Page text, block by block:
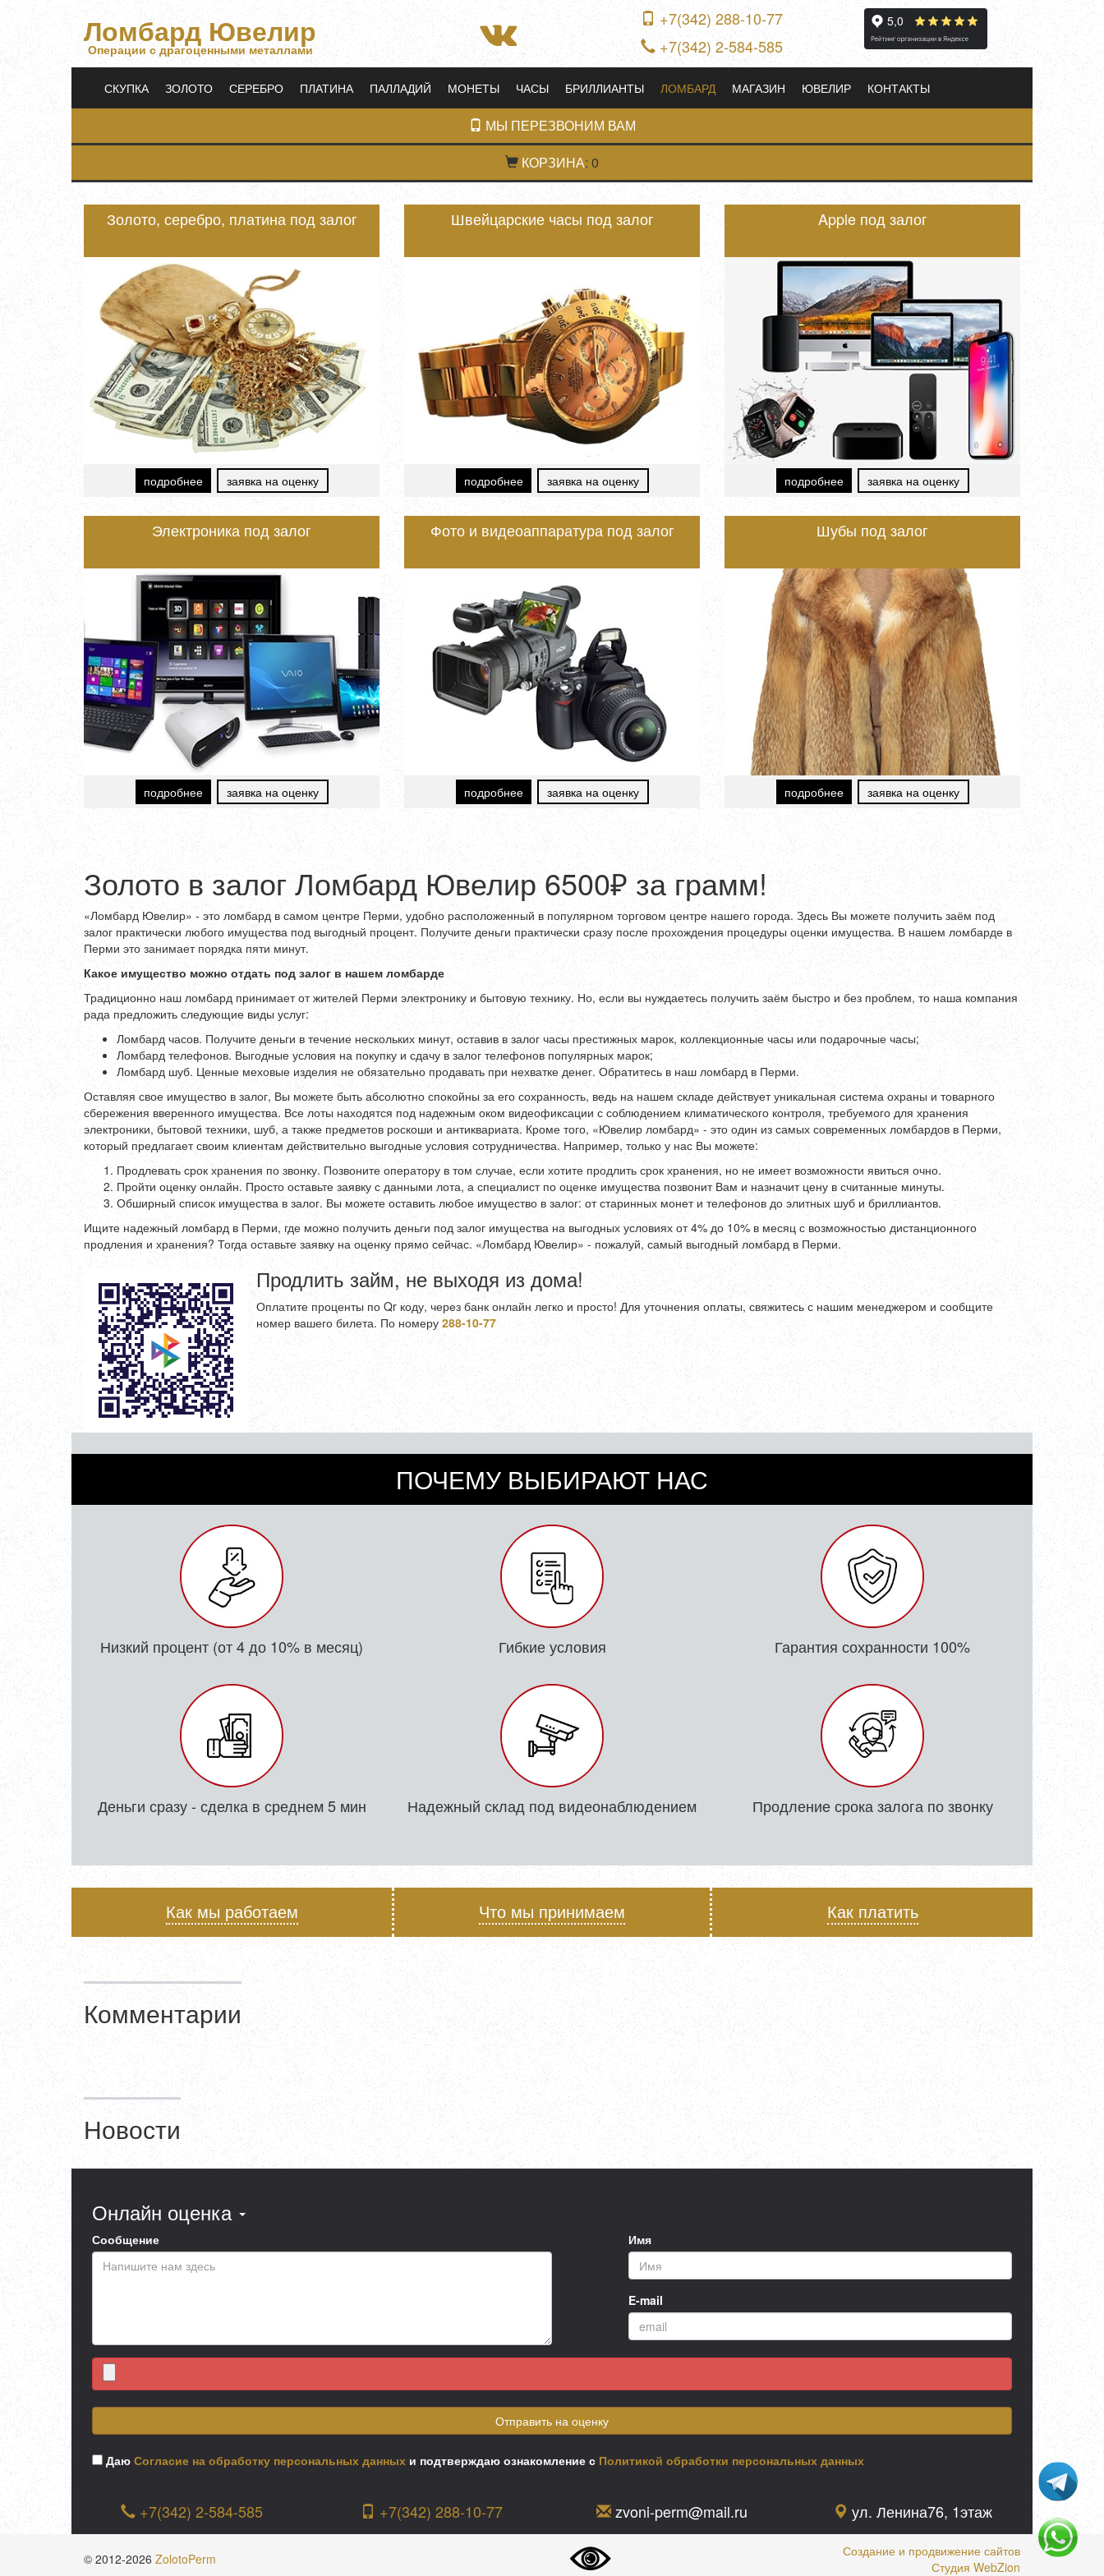
Ломбард Ювелир
Операции с драгоценными металлами
+7(342) 288-10-77
+7(342) 2-584-585
СКУПКА ЗОЛОТО СЕРЕБРО ПЛАТИНА ПАЛЛАДИЙ МОНЕТЫ ЧАСЫ БРИЛЛИАНТЫ ЛОМБАРД МАГАЗИН ЮВЕЛИР КОНТАКТЫ
МЫ ПЕРЕЗВОНИМ ВАМ
КОРЗИНА: 0
Золото, серебро, платина под залог
подробнее заявка на оценку
Швейцарские часы под залог
подробнее заявка на оценку
Apple под залог
подробнее заявка на оценку
Электроника под залог
подробнее заявка на оценку
Фото и видеоаппаратура под залог
подробнее заявка на оценку
Шубы под залог
подробнее заявка на оценку
Золото в залог Ломбард Ювелир 6500₽ за грамм!
«Ломбард Ювелир» - это ломбард в самом центре Перми, удобно расположенный в популярном торговом центре нашего города. Здесь Вы можете получить заём под
залог практически любого имущества под выгодный процент. Получите деньги практически сразу после прохождения процедуры оценки имущества. В нашем ломбарде в
Перми это занимает порядка пяти минут.
Какое имущество можно отдать под залог в нашем ломбарде
Традиционно наш ломбард принимает от жителей Перми электронику и бытовую технику. Но, если вы нуждаетесь получить заём быстро и без проблем, то наша компания
рада предложить следующие виды услуг:
Ломбард часов. Получите деньги в течение нескольких минут, оставив в залог часы престижных марок, коллекционные часы или подарочные часы;
Ломбард телефонов. Выгодные условия на покупку и сдачу в залог телефонов популярных марок;
Ломбард шуб. Ценные меховые изделия не обязательно продавать при нехватке денег. Обратитесь в наш ломбард в Перми.
Оставляя свое имущество в залог, Вы можете быть абсолютно спокойны за его сохранность, ведь на нашем складе действует уникальная система охраны и товарного
сбережения вверенного имущества. Все лоты находятся под надежным оком видеофиксации с соблюдением климатического контроля, требуемого для хранения
электроники, бытовой техники, шуб, а также предметов роскоши и антиквариата. Кроме того, «Ювелир ломбард» - это один из самых современных ломбардов в Перми,
который предлагает своим клиентам действительно выгодные условия сотрудничества. Например, только у нас Вы можете:
Продлевать срок хранения по звонку. Позвоните оператору в том случае, если хотите продлить срок хранения, но не имеет возможности явиться очно.
Пройти оценку онлайн. Просто оставьте заявку с данными лота, а специалист по оценке имущества позвонит Вам и назначит цену в считанные минуты.
Обширный список имущества в залог. Вы можете оставить любое имущество в залог: от старинных монет и телефонов до элитных шуб и бриллиантов.
Ищите надежный ломбард в Перми, где можно получить деньги под залог имущества на выгодных условиях от 4% до 10% в месяц с возможностью дистанционного
продления и хранения? Тогда оставьте заявку на оценку прямо сейчас. «Ломбард Ювелир» - пожалуй, самый выгодный ломбард в Перми.
Продлить займ, не выходя из дома!
Оплатите проценты по Qr коду, через банк онлайн легко и просто! Для уточнения оплаты, свяжитесь с нашим менеджером и сообщите
номер вашего билета. По номеру 288-10-77
ПОЧЕМУ ВЫБИРАЮТ НАС
Низкий процент (от 4 до 10% в месяц) Гибкие условия Гарантия сохранности 100%
Деньги сразу - сделка в среднем 5 мин Надежный склад под видеонаблюдением Продление срока залога по звонку
Как мы работаем Что мы принимаем Как платить
Комментарии
Новости
Онлайн оценка
Сообщение Имя
E-mail
Отправить на оценку
Даю Согласие на обработку персональных данных и подтверждаю ознакомление с Политикой обработки персональных данных
+7(342) 2-584-585 +7(342) 288-10-77 zvoni-perm@mail.ru ул. Ленина76, 1этаж
© 2012-2026 ZolotoPerm
Создание и продвижение сайтов
Студия WebZion